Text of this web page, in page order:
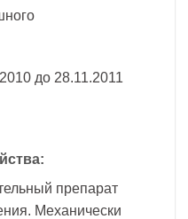
до 28.11.2011
препарат
Механически